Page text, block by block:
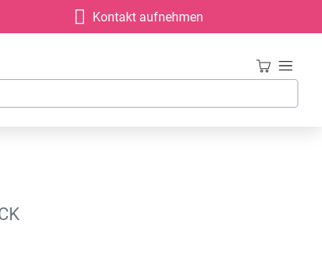
Kontakt aufnehmen